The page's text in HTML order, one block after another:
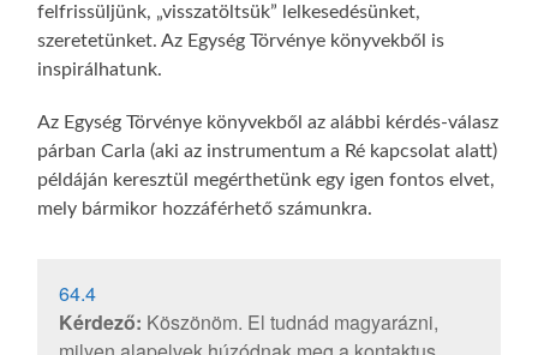
felfrissüljünk, „visszatöltsük” lelkesedésünket,
szeretetünket. Az Egység Törvénye könyvekből is
inspirálhatunk.
Az Egység Törvénye könyvekből az alábbi kérdés-válasz
párban Carla (aki az instrumentum a Ré kapcsolat alatt)
példáján keresztül megérthetünk egy igen fontos elvet,
mely bármikor hozzáférhető számunkra.
64.4
Kérdező: Köszönöm. El tudnád magyarázni,